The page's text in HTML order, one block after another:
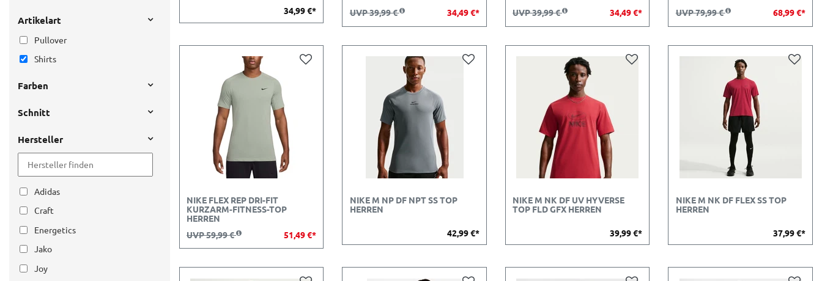
Artikelart
Pullover
Shirts
Farben
Schnitt
Hersteller
Adidas
Craft
Energetics
Jako
Joy
34,99 €* UVP 39,99 € 34,49 €* UVP 39,99 € 34,49 €* UVP 79,99 € 68,99 €*
NIKE FLEX REP DRI-FIT
KURZARM-FITNESS-TOP
HERREN
UVP 59,99 €
51,49 €*
NIKE M NP DF NPT SS TOP
HERREN
42,99 €*
NIKE M NK DF UV HYVERSE
TOP FLD GFX HERREN
39,99 €*
NIKE M NK DF FLEX SS TOP
HERREN
37,99 €*